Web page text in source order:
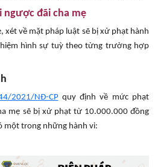
ngược đãi cha mẹ
xét về mặt pháp luật sẽ bị xử phạt hành
hình sự tuỳ theo từng trường hợp
2021/NĐ-CPquy định về mức phạt
mẹ sẽ bị xử phạt từ 10.000.000 đồng
một trong những hành vi: